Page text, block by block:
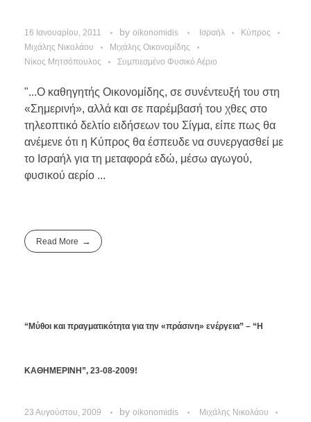
16 Ιανουαρίου, 2011 by oikonomidis Ισραήλ
Κύπρος
Μιχάλης Νικολάου
Μιχάλης Οικονομίδης
Νίκος Μητσόπουλος
Συμπιεσμένο Φυσικό Αέριο
"...Ο καθηγητής Οικονομίδης, σε συνέντευξή του στη
«Σημερινή», αλλά και σε παρέμβασή του χθες στο
τηλεοπτικό δελτίο ειδήσεων του Σίγμα, είπε πως θα
ανέμενε ότι η Κύπρος θα έσπευδε να συνεργασθεί με
το Ισραήλ για τη μεταφορά εδώ, μέσω αγωγού,
φυσικού αερίο ...
Read More
“Μύθοι και πραγματικότητα για την «πράσινη» ενέργεια” – “Η
ΚΑΘΗΜΕΡΙΝΗ”, 23-08-2009!
23 Αυγούστου, 2009 by oikonomidis
Μιχάλης Νικολάου